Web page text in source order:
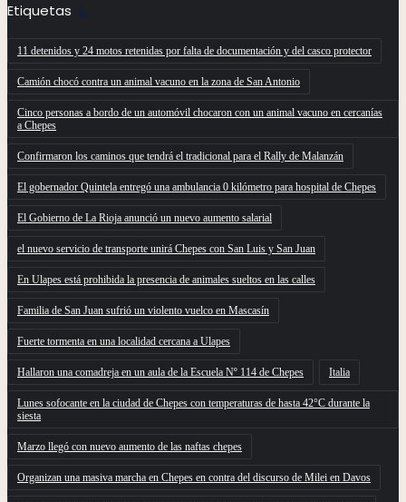
Etiquetas
11 detenidos y 24 motos retenidas por falta de documentación y del casco protector
Camión chocó contra un animal vacuno en la zona de San Antonio
Cinco personas a bordo de un automóvil chocaron con un animal vacuno en cercanías
a Chepes
Confirmaron los caminos que tendrá el tradicional para el Rally de Malanzán
El gobernador Quintela entregó una ambulancia 0 kilómetro para hospital de Chepes
El Gobierno de La Rioja anunció un nuevo aumento salarial
el nuevo servicio de transporte unirá Chepes con San Luis y San Juan
En Ulapes está prohibida la presencia de animales sueltos en las calles
Familia de San Juan sufrió un violento vuelco en Mascasín
Fuerte tormenta en una localidad cercana a Ulapes
Hallaron una comadreja en un aula de la Escuela Nº 114 de Chepes Italia
Lunes sofocante en la ciudad de Chepes con temperaturas de hasta 42°C durante la
siesta
Marzo llegó con nuevo aumento de las naftas chepes
Organizan una masiva marcha en Chepes en contra del discurso de Milei en Davos